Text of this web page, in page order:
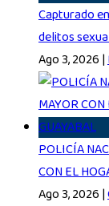
Capturado
delitos
Ago 3, 2026|
POLICÍA
CON EL
Ago 3, 2026|